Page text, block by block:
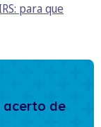
para que
acerto de